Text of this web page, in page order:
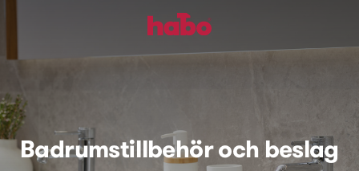
Badrumstillbehör och beslag